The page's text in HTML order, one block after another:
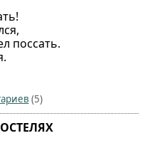
поссать.
(5)